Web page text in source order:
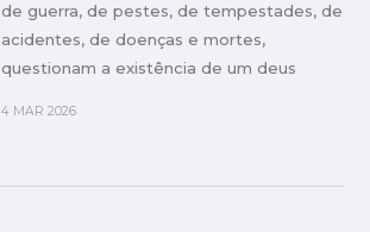
de guerra, de pestes, de tempestades, de
acidentes, de doenças e mortes,
questionam a existência de um deus
4 MAR 2026